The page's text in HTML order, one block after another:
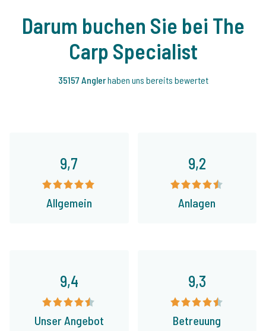
Darum buchen Sie bei The
Carp Specialist
35157 Anglerhaben uns bereits bewertet
9,7
Allgemein
9,2
Anlagen
9,4
Unser Angebot
9,3
Betreuung